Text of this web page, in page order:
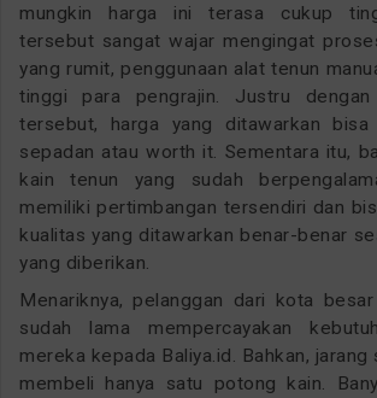
mungkin harga ini terasa cukup
tersebut sangat wajar mengingat
yang rumit, penggunaan alat tenun
tinggi para pengrajin. Justru
tersebut, harga yang ditawarkan
sepadan atau worth it. Sementara itu,
kain tenun yang sudah
memiliki pertimbangan tersendiri dan
kualitas yang ditawarkan benar-benar
yang diberikan.
Menariknya, pelanggan dari kota
sudah lama mempercayakan
mereka kepada Baliya.id. Bahkan, jarang
membeli hanya satu potong kain.